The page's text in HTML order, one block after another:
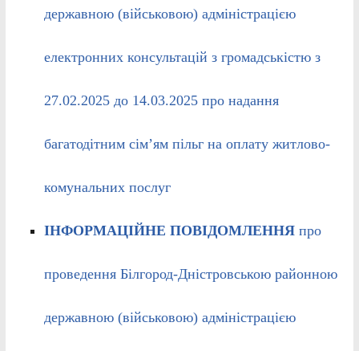
державною (військовою) адміністрацією
електронних консультацій з громадськістю з
27.02.2025 до 14.03.2025 про надання
багатодітним сім’ям пільг на оплату житлово-
комунальних послуг
ІНФОРМАЦІЙНЕ ПОВІДОМЛЕННЯпро
проведення Білгород-Дністровською районною
державною (військовою) адміністрацією